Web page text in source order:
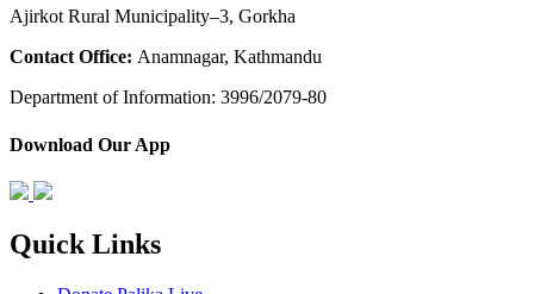
Ajirkot Rural Municipality–3, Gorkha
Contact Office: Anamnagar, Kathmandu
Department of Information: 3996/2079-80
Download Our App
Quick Links